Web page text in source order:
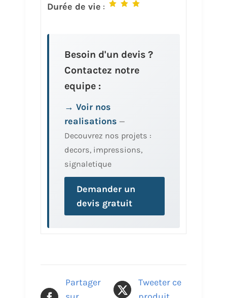
Durée de vie :
Besoin d'un devis ?
Contactez notre
equipe :
→ Voir nos
realisations —
Decouvrez nos projets :
decors, impressions,
signaletique
Demander un
devis gratuit
Partager
Tweeter ce